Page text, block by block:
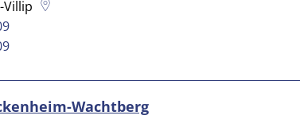
Villip
Wachtberg